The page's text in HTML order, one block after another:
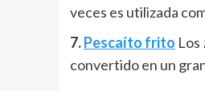
veces es utilizada
7.Pescaíto frito Los
convertido en un